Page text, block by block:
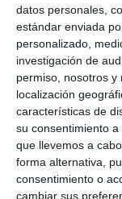
datos personales,
estándar enviada
personalizado,
investigación de
permiso, nosotros y
localización
características de
su consentimiento
que llevemos a
forma alternativa,
consentimiento o
cambiar sus